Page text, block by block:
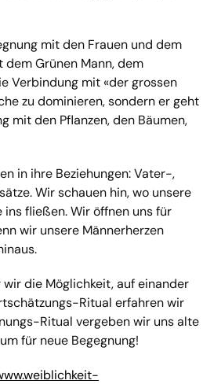
mit den Frauen und dem
Grünen Mann, dem
Verbindung mit «der grossen
zu dominieren, sondern er geht
mit den Pflanzen, den Bäumen,
in ihre Beziehungen: Vater-,
Wir schauen hin, wo unsere
fließen. Wir öffnen uns für
wir unsere Männerherzen
die Möglichkeit, auf einander
Ritual erfahren wir
Ritual vergeben wir uns alte
für neue Begegnung!